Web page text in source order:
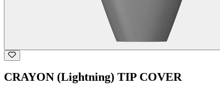
CRAYON (Lightning) TIP COVER